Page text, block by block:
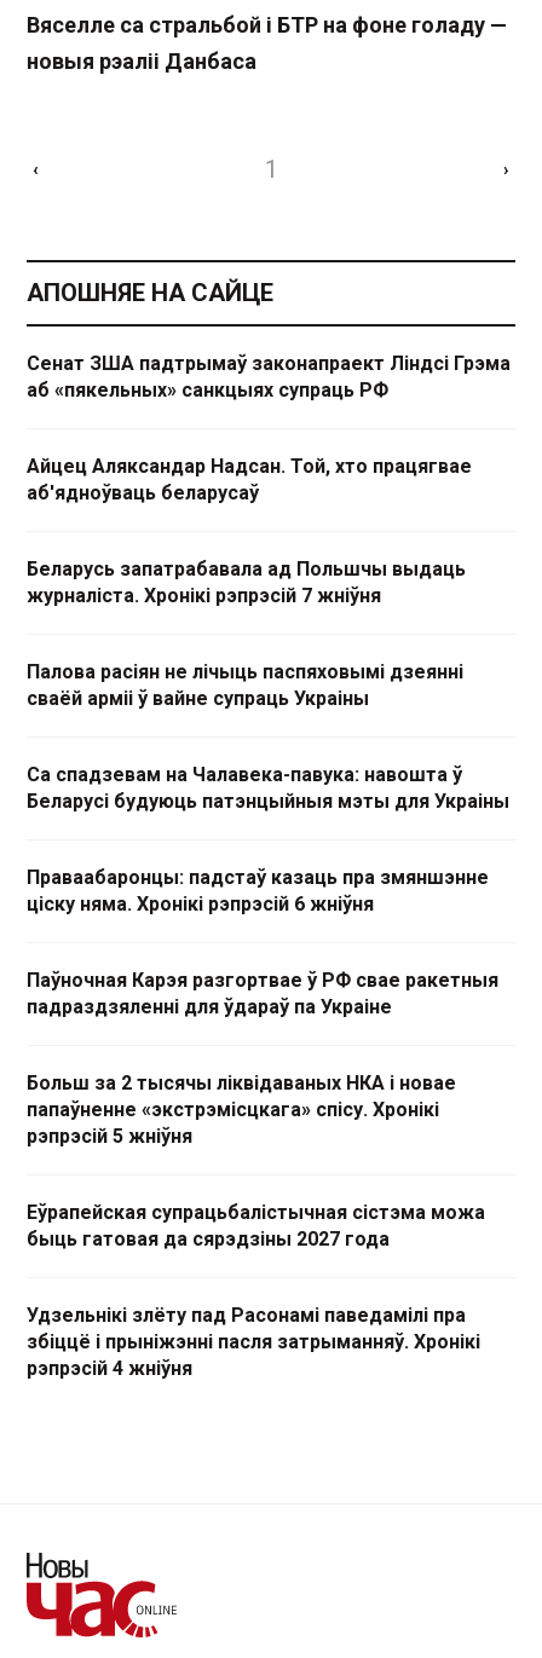
Вяселле са стральбой і БТР на фоне голаду —
новыя рэаліі Данбаса
‹ 1 ›
АПОШНЯЕ НА САЙЦЕ
Сенат ЗША падтрымаў законапраект Ліндсі Грэма
аб «пякельных» санкцыях супраць РФ
Айцец Аляксандар Надсан. Той, хто працягвае
аб'ядноўваць беларусаў
Беларусь запатрабавала ад Польшчы выдаць
журналіста. Хронікі рэпрэсій 7 жніўня
Палова расіян не лічыць паспяховымі дзеянні
сваёй арміі ў вайне супраць Украіны
Са спадзевам на Чалавека-павука: навошта ў
Беларусі будуюць патэнцыйныя мэты для Украіны
Праваабаронцы: падстаў казаць пра змяншэнне
ціску няма. Хронікі рэпрэсій 6 жніўня
Паўночная Карэя разгортвае ў РФ свае ракетныя
падраздзяленні для ўдараў па Украіне
Больш за 2 тысячы ліквідаваных НКА і новае
папаўненне «экстрэмісцкага» спісу. Хронікі
рэпрэсій 5 жніўня
Еўрапейская супрацьбалістычная сістэма можа
быць гатовая да сярэдзіны 2027 года
Удзельнікі злёту пад Расонамі паведамілі пра
збіццё і прыніжэнні пасля затрыманняў. Хронікі
рэпрэсій 4 жніўня